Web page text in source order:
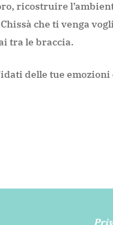
ricostruire
che ti venga
tra le braccia.
delle tue emozioni